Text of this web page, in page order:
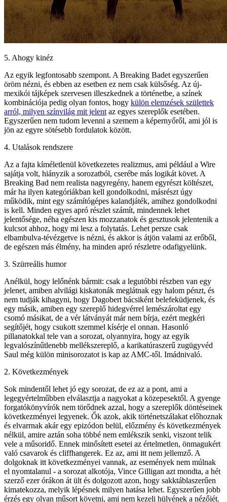
5. Ahogy kinéz
Az egyik legfontosabb szempont. A Breaking Badet egyszerűen
öröm nézni, és ebben az esetben ez nem csak külsőség. Az új-
mexikói tájképek szervesen illeszkednek a történetbe, a színek
kombinációja pedig olyan fontos, hogy külön elemzések születtek
arról, milyen színvilág mit jelentaz egyes szereplők esetében.
Egyszerűen nem tudom levenni a szemem a képernyőről, ami jól is
jön az egyre sötésebb fordulatok között.
4. Utalások rendszere
Az a fajta kíméletlenül következetes realizmus, ami például a Wire
sajátja volt, hiányzik a sorozatból, cserébe más logikát követ. A
Breaking Bad nem realista nagyregény, hanem egyrészt költészet,
már ha ilyen kategóriákban kell gondolkodni, másrészt úgy
működik, mint egy számítógépes kalandjáték, amihez gondolkodni
is kell. Minden egyes apró részlet számít, mindennek lehet
jelentősége, néha egészen kis mozzanatok és gesztusok jelentenik a
kulcsot ahhoz, hogy mi lesz a folytatás. Lehet persze csak
elbambulva-tévézgetve is nézni, és akkor is átjön valami az erőből,
de egészen más élmény, ha minden apró részletre odafigyelünk.
3. Szürreális humor
Anélkül, hogy lelőnénk bármit: csak a legutóbbi részben van egy
jelenet, amiben alvilági kiskatonák meglátnak egy halom pénzt, és
nem tudják kihagyni, hogy Dagobert bácsiként belefeküdjenek, és
egy másik, amiben egy szereplő hidegvérrel lemészároltat egy
csomó másikat, de a vér látványát már nem bírja, ezért megkéri
segítőjét, hogy csukott szemmel kísérje el onnan. Hasonló
pillanatokkal tele van a sorozat, olyannyira, hogy az egyik
legvalószínűtlenebb mellékszereplő, a karikatúraszerű zugügyvéd
Saul még külön minisorozatot is kap az AMC-től. Imádnivaló.
2. Következmények
Sok mindentől lehet jó egy sorozat, de ez az a pont, ami a
legegyértelműbben elválasztja a nagyokat a közepesektől. A gyenge
forgatókönyvírók nem törődnek azzal, hogy a szereplők döntéseinek
következményei legyenek. Ők azok, akik történetszálakat előhoznak
és elvarrnak akár egy epizódon belül, előzmény és következmények
nélkül, amire aztán soha többé nem emlékszik senki, viszont telik
vele a műsoridő. Ennek minősített esetei az értelmetlen, önmagukért
való csavarok és cliffhangerek. Ez az, ami itt nem jellemző. A
dolgoknak itt következményei vannak, az események nem múlnak
el nyomtalanul - a sorozat alkotója, Vince Gilligan azt mondta, a hét
szerző ezer órákon át ült és dolgozott azon, hogy sakktáblaszerűen
kimatekozza, melyik lépésnek milyen hatása lehet. Egyszerűen jobb
érzés egy olyan műsort követni, ami nem kezeli hülyének a nézőjét.